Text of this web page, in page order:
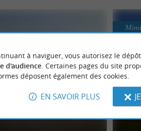
Nord de Mimizan
surfer et pêcher que pour se
à naviguer, vous autorisez le
d'audience. Certaines pages du site
déposent également des cookies.
EN SAVOIR PLUS